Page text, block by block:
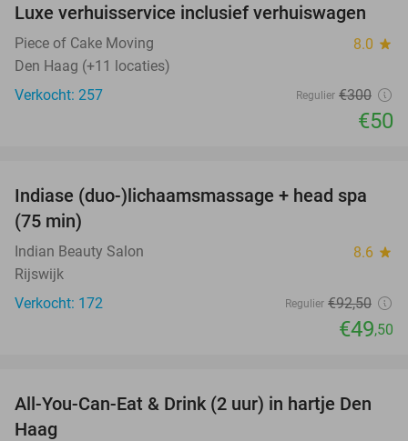
83%
Luxe verhuisservice inclusief verhuiswagen
Piece of Cake Moving 8.0 star
Den Haag (+11 locaties)
Verkocht: 257
Regulier €300
€50
46%
Indiase (duo-)lichaamsmassage + head spa
(75 min)
Indian Beauty Salon 8.6 star
Rijswijk
Verkocht: 172
Regulier €92,50
€49,50
20%
All-You-Can-Eat & Drink (2 uur) in hartje Den
Haag